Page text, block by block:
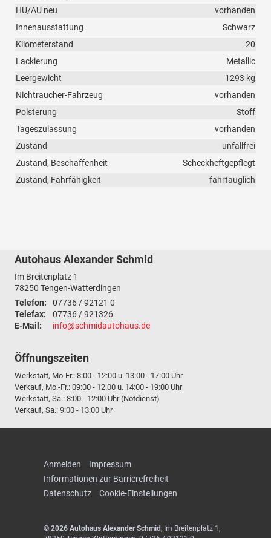
HU/AU neu
vorhanden
Innenausstattung
Schwarz
Kilometerstand
20
Lackierung
Metallic
Leergewicht
1293 kg
Nichtraucher-Fahrzeug
vorhanden
Polsterung
Stoff
Tageszulassung
vorhanden
Zustand
unfallfrei
Zustand, Beschaffenheit
Scheckheftgepflegt
Zustand, Fahrfähigkeit
fahrtauglich
Autohaus Alexander Schmid
Im Breitenplatz 1
78250 Tengen-Watterdingen
Telefon:
07736 / 92121 0
Telefax:
07736 / 921326
E-Mail:
info@schmidautohaus.de
Öffnungszeiten
Werkstatt, Mo-Fr.: 8:00 - 12:00 u. 13:00 - 17:00 Uhr
Verkauf, Mo.-Fr.: 09:00 - 12.00 u. 14:00 - 19:00 Uhr
Werkstatt, Sa.: 8:00 - 12:00 Uhr (Notdienst)
Verkauf, Sa.: 9:00 - 13:00 Uhr
Anmelden
Impressum
Informationen zur Barrierefreiheit
Datenschutz
Cookie-Einstellungen
© 2026 Autohaus Alexander Schmid, Im Breitenplatz 1 ,